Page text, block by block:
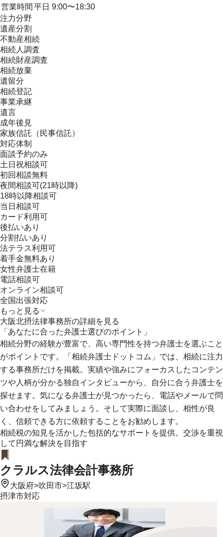
営業時間 平日 9:00〜18:30
注力分野
遺産分割
不動産相続
相続人調査
相続財産調査
相続放棄
遺留分
相続登記
事業承継
遺言
成年後見
家族信託（民事信託）
対応体制
面談予約のみ
土日祝相談可
初回相談無料
夜間相談可(21時以降)
18時以降相談可
当日相談可
カード利用可
後払いあり
分割払いあり
法テラス利用可
着手金無料あり
女性弁護士在籍
電話相談可
オンライン相談可
全国出張対応
もっと見る
大阪北摂法律事務所の詳細を見る
「あなたに合った弁護士選びのポイント」
相続分野の経験が豊富で、高い専門性を持つ弁護士を選ぶこと
がポイントです。「相続弁護士ドットコム」では、相続に注力
する事務所だけを掲載。実績や強みにフォーカスしたコンテン
ツや人柄が分かる独自インタビューから、自分に合う弁護士を
探せます。気になる弁護士が見つかったら、電話やメールで問
い合わせをしてみましょう。そして実際に面談し、相性が良
く、信頼できる方に依頼することをお勧めします。
相続税の知見を活かした包括的なサポートを提供。交渉を重視
して円満な解決を目指す
クラルス法律会計事務所
大阪府>吹田市>江坂駅
摂津市対応